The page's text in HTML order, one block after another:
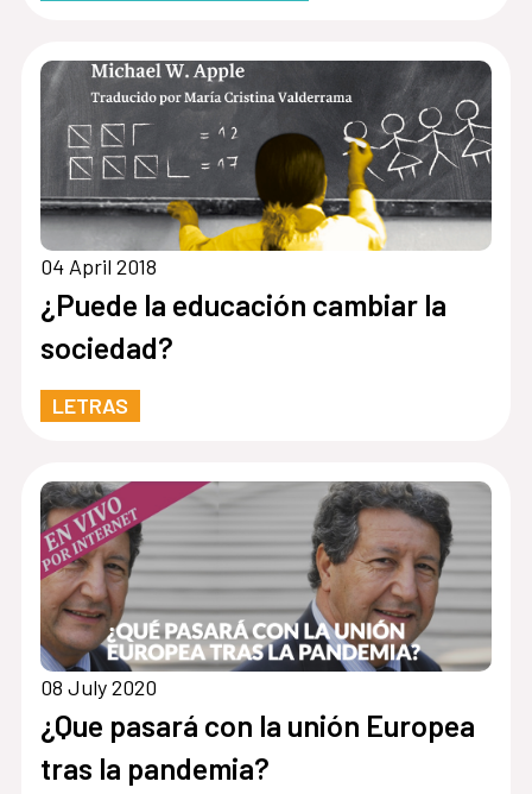
04 April 2018
¿Puede la educación cambiar la
sociedad?
LETRAS
08 July 2020
¿Que pasará con la unión Europea
tras la pandemia?